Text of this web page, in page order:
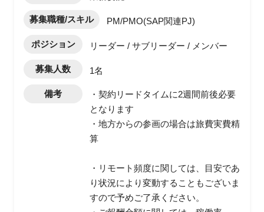
募集職種/スキル PM/PMO(SAP関連PJ)
ポジション リーダー / サブリーダー / メンバー
募集人数 1名
備考
・契約リードタイムに2週間前後必要
となります
・地方からの参画の場合は旅費実費精
算
・リモート頻度に関しては、目安であ
り状況により変動することもございま
すので予めご了承ください。